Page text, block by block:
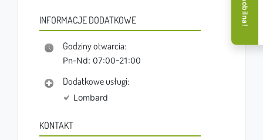
INFORMACJE DODATKOWE
Godziny otwarcia:
Pn-Nd: 07:00-21:00
Dodatkowe usługi:
Lombard
KONTAKT